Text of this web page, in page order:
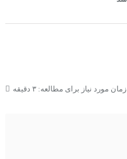
زمان مورد نیاز برای مطالعه: ۳ دقیقه